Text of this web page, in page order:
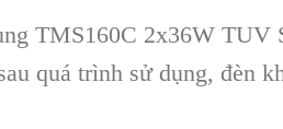
TMS160C 2x36W
quá trình sử dụng, đèn